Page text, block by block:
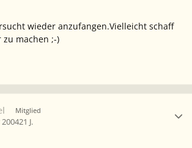
wieder anzufangen.Vielleicht schaff
machen ;-)
Mitglied
21 J.